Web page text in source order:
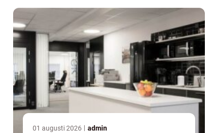
01 augusti 2026 admin